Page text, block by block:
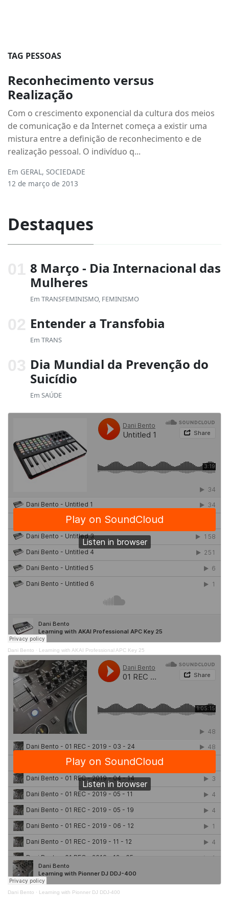
TAG PESSOAS
Reconhecimento versus
Realização
Com o crescimento exponencial da cultura dos meios
de comunicação e da Internet começa a existir uma
mistura entre a definição de reconhecimento e de
realização pessoal. O indivíduo q...
Em GERAL, SOCIEDADE
12 de março de 2013
Destaques
8 Março - Dia Internacional das
Mulheres
Em TRANSFEMINISMO, FEMINISMO
Entender a Transfobia
Em TRANS
Dia Mundial da Prevenção do
Suicídio
Em SAÚDE
Dani Bento · Learning with AKAI Professional APC Key 25
Dani Bento · Learning with Pionner DJ DDJ-400